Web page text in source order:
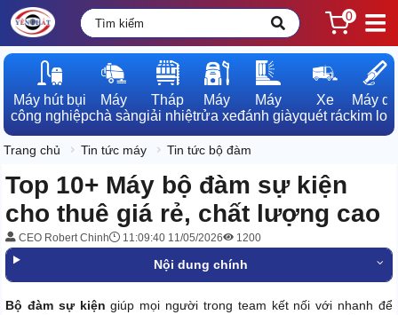
0
Máy hút bụi
công nghiệp
Máy
chà sàn
Tháp
giải nhiệt
Máy
rửa xe
Máy
đánh giày
Xe
quét rác
Máy dò
kim loại
Trang chủ Tin tức máy Tin tức bộ đàm
Top 10+ Máy bộ đàm sự kiện
cho thuê giá rẻ, chất lượng cao
CEO Robert Chinh 11:09:40 11/05/2026 1200
Nội dung chính
Bộ đàm sự kiện giúp mọi người trong team kết nối với nhanh để